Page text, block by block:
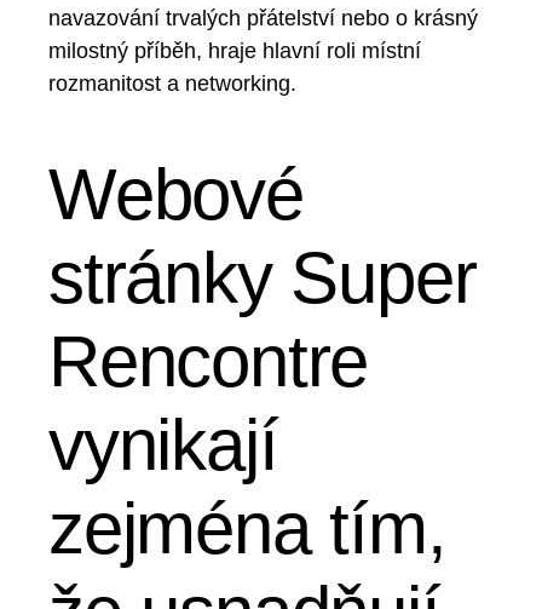
navazování trvalých přátelství nebo o krásný
milostný příběh, hraje hlavní roli místní
rozmanitost a networking.
Webové
stránky Super
Rencontre
vynikají
zejména tím,